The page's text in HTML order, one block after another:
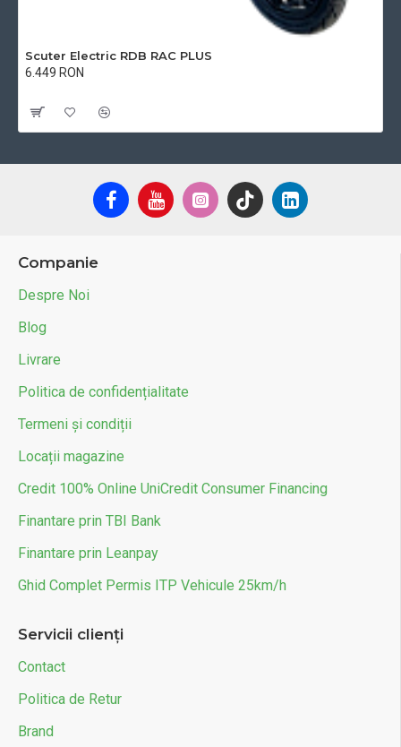
Scuter Electric RDB RAC PLUS
6.449 RON
Companie
Despre Noi
Blog
Livrare
Politica de confidențialitate
Termeni și condiții
Locații magazine
Credit 100% Online UniCredit Consumer Financing
Finantare prin TBI Bank
Finantare prin Leanpay
Ghid Complet Permis ITP Vehicule 25km/h
Servicii clienți
Contact
Politica de Retur
Brand